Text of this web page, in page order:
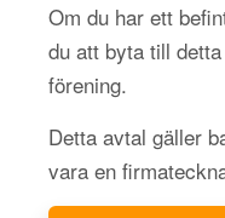
Om du har ett
du att byta till
förening.
Detta avtal gäller
vara en